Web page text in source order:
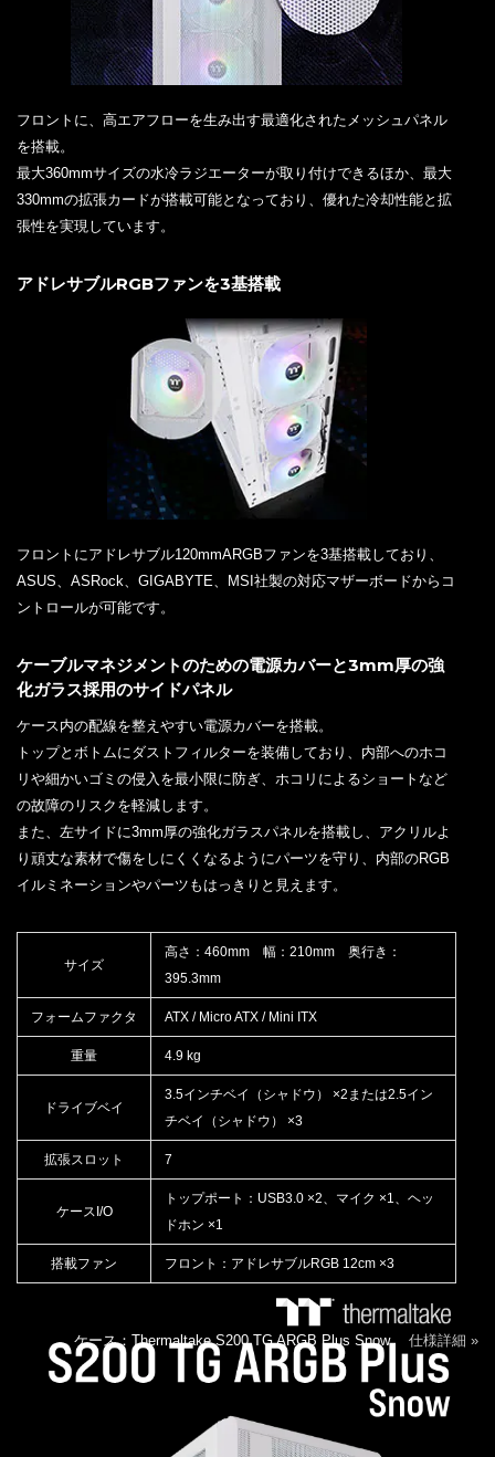
フロントに、高エアフローを生み出す最適化されたメッシュパネル
を搭載。
最大360mmサイズの水冷ラジエーターが取り付けできるほか、最大
330mmの拡張カードが搭載可能となっており、優れた冷却性能と拡
張性を実現しています。
アドレサブルRGBファンを3基搭載
フロントにアドレサブル120mmARGBファンを3基搭載しており、
ASUS、ASRock、GIGABYTE、MSI社製の対応マザーボードからコ
ントロールが可能です。
ケーブルマネジメントのための電源カバーと3mm厚の強
化ガラス採用のサイドパネル
ケース内の配線を整えやすい電源カバーを搭載。
トップとボトムにダストフィルターを装備しており、内部へのホコ
リや細かいゴミの侵入を最小限に防ぎ、ホコリによるショートなど
の故障のリスクを軽減します。
また、左サイドに3mm厚の強化ガラスパネルを搭載し、アクリルよ
り頑丈な素材で傷をしにくくなるようにパーツを守り、内部のRGB
イルミネーションやパーツもはっきりと見えます。
サイズ
高さ：460mm 幅：210mm 奥行き：
395.3mm
フォームファクタ ATX / Micro ATX / Mini ITX
重量 4.9 kg
ドライブベイ
3.5インチベイ（シャドウ） ×2または2.5イン
チベイ（シャドウ） ×3
拡張スロット 7
ケースI/O
トップポート：USB3.0 ×2、マイク ×1、ヘッ
ドホン ×1
搭載ファン フロント：アドレサブルRGB 12cm ×3
ケース：Thermaltake S200 TG ARGB Plus Snow 仕様詳細 »